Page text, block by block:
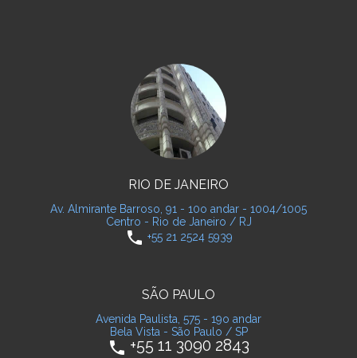
RIO DE JANEIRO
Av. Almirante Barroso, 91 - 10o andar - 1004/1005
Centro - Rio de Janeiro / RJ
phone +55 21 2524 5939
SÃO PAULO
Avenida Paulista, 575 - 19o andar
Bela Vista - São Paulo / SP
phone +55 11 3090 2843